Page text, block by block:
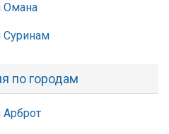
Омана
Суринам
по городам
Арброт